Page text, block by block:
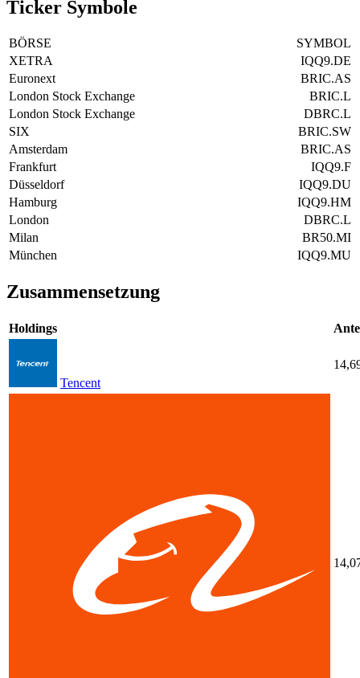
Ticker Symbole
BÖRSE
SYMBOL
XETRA
IQQ9.DE
Euronext
BRIC.AS
London Stock Exchange
BRIC.L
London Stock Exchange
DBRC.L
SIX
BRIC.SW
Amsterdam
BRIC.AS
Frankfurt
IQQ9.F
Düsseldorf
IQQ9.DU
Hamburg
IQQ9.HM
London
DBRC.L
Milan
BR50.MI
München
IQQ9.MU
Zusammensetzung
Holdings
Tencent